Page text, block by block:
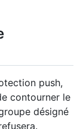
push,
contourner le
désigné